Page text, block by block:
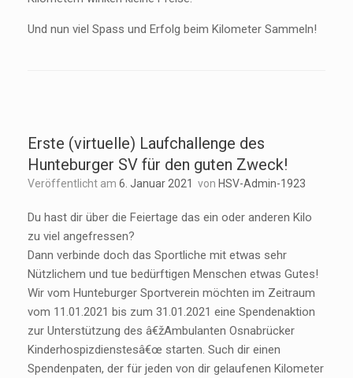
Und nun viel Spass und Erfolg beim Kilometer Sammeln!
Erste (virtuelle) Laufchallenge des
Hunteburger SV für den guten Zweck!
Veröffentlicht am 6. Januar 2021 von HSV-Admin-1923
Du hast dir über die Feiertage das ein oder anderen Kilo
zu viel angefressen?
Dann verbinde doch das Sportliche mit etwas sehr
Nützlichem und tue bedürftigen Menschen etwas Gutes!
Wir vom Hunteburger Sportverein möchten im Zeitraum
vom 11.01.2021 bis zum 31.01.2021 eine Spendenaktion
zur Unterstützung des â€žAmbulanten Osnabrücker
Kinderhospizdienstesâ€œ starten. Such dir einen
Spendenpaten, der für jeden von dir gelaufenen Kilometer